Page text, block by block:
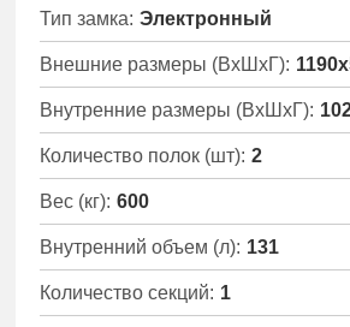
Тип замка: Электронный
Внешние размеры (ВхШхГ):
Внутренние размеры (ВхШхГ):
Количество полок (шт): 2
Вес (кг): 600
Внутренний объем (л): 131
Количество секций: 1